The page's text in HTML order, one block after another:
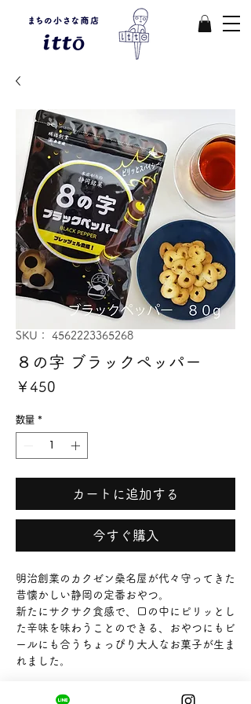
SKU： 4562223365268
８の字 ブラックペッパー
￥450
数量 *
カートに追加する
今すぐ購入
明治創業のカクゼン桑名屋が代々守ってきた
昔懐かしい静岡の定番おやつ。
新たにサクサク食感で、口の中にピリッとし
た辛味を味わうことのできる、おやつにもビ
ールにも合うちょっぴり大人なお菓子が生ま
れました。